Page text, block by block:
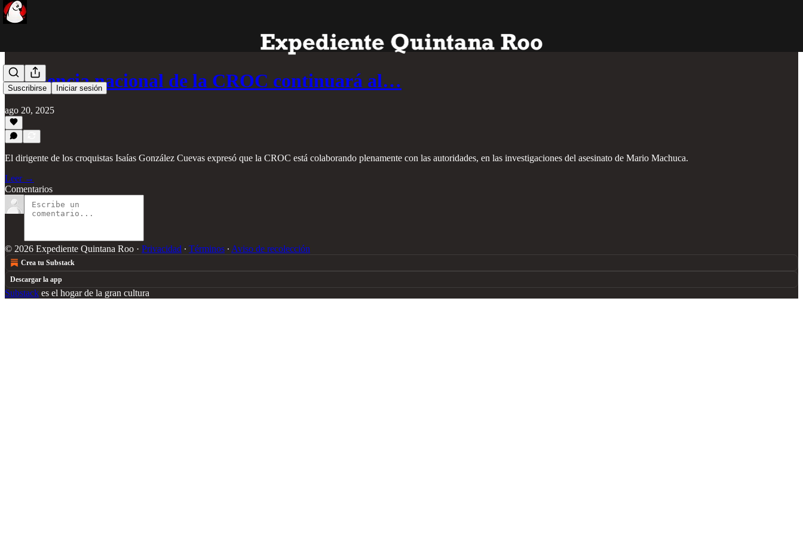
Suscribirse Iniciar sesión
Dirigencia nacional de la CROC continuará al…
ago 20, 2025
El dirigente de los croquistas Isaías González Cuevas expresó que la CROC está colaborando plenamente con las autoridades, en las investigaciones del asesinato de Mario Machuca.
Leer →
Comentarios
© 2026 Expediente Quintana Roo · Privacidad ∙ Términos ∙ Aviso de recolección
Crea tu Substack
Descargar la app
Substack es el hogar de la gran cultura